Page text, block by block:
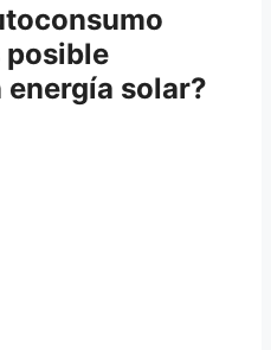
posible
solar?